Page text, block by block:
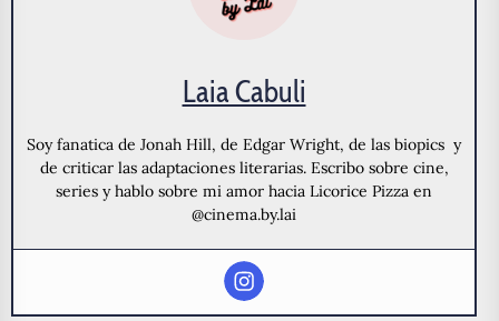
Laia Cabuli
Soy fanatica de Jonah Hill, de Edgar Wright, de las biopics y
de criticar las adaptaciones literarias. Escribo sobre cine,
series y hablo sobre mi amor hacia Licorice Pizza en
@cinema.by.lai